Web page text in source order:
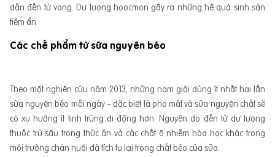
dẫn đến tử vong. Dư lượng hoocmon gây ra những hệ quả sinh sản
tiềm ẩn.
Các chế phẩm từ sữa nguyên béo
Theo một nghiên cứu năm 2013, những nam giới dùng ít nhất hai lần
sữa nguyên béo mỗi ngày – đặc biệt là pho mát và sữa nguyên chất sẽ
có xu hướng ít tinh trùng di động hơn. Nguyên do đến từ dư lượng
thuốc trừ sâu trong thức ăn và các chất ô nhiễm hóa học khác trong
môi trường chăn nuôi đã tích tụ lại trong chất béo của sữa.